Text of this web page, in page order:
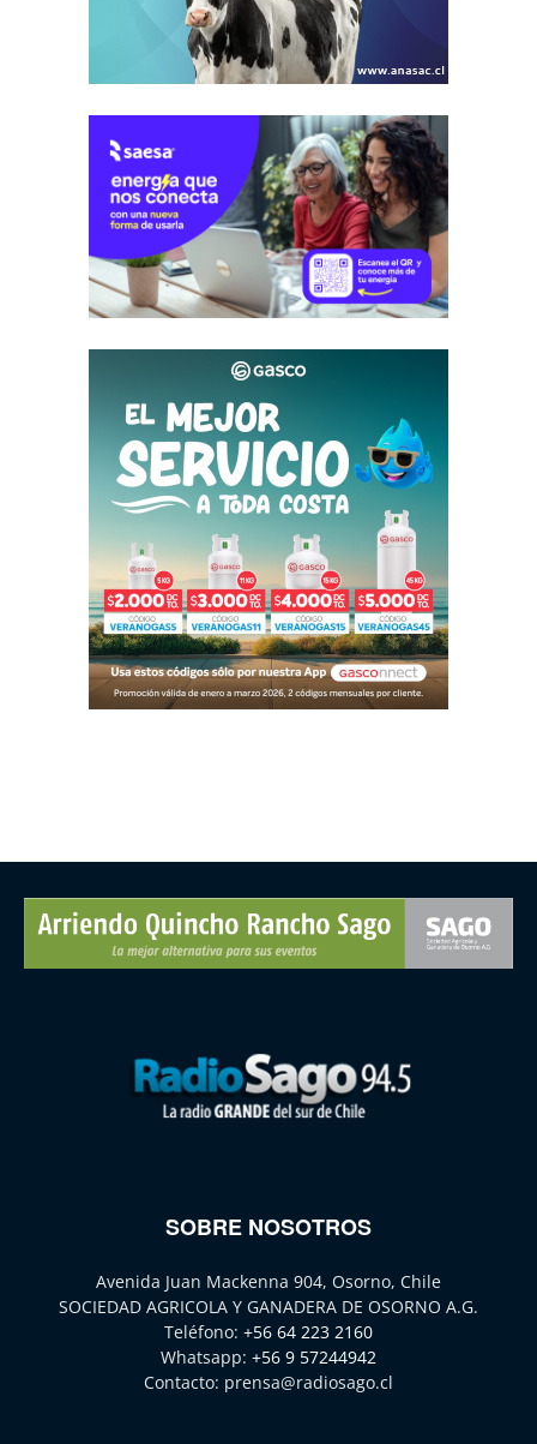
SOBRE NOSOTROS
Avenida Juan Mackenna 904, Osorno, Chile
SOCIEDAD AGRICOLA Y GANADERA DE OSORNO A.G.
Teléfono: +56 64 223 2160
Whatsapp: +56 9 57244942
Contacto: prensa@radiosago.cl